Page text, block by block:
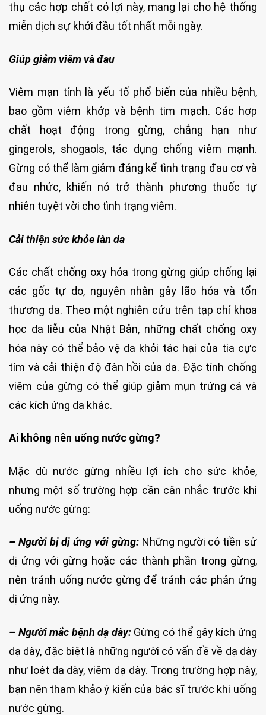
thụ các hợp chất có lợi này, mang lại cho hệ thống
miễn dịch sự khởi đầu tốt nhất mỗi ngày.
Giúp giảm viêm và đau
Viêm mạn tính là yếu tố phổ biến của nhiều bệnh,
bao gồm viêm khớp và bệnh tim mạch. Các hợp
chất hoạt động trong gừng, chẳng hạn như
gingerols, shogaols, tác dụng chống viêm mạnh.
Gừng có thể làm giảm đáng kể tình trạng đau cơ và
đau nhức, khiến nó trở thành phương thuốc tự
nhiên tuyệt vời cho tình trạng viêm.
Cải thiện sức khỏe làn da
Các chất chống oxy hóa trong gừng giúp chống lại
các gốc tự do, nguyên nhân gây lão hóa và tổn
thương da. Theo một nghiên cứu trên tạp chí khoa
học da liễu của Nhật Bản, những chất chống oxy
hóa này có thể bảo vệ da khỏi tác hại của tia cực
tím và cải thiện độ đàn hồi của da. Đặc tính chống
viêm của gừng có thể giúp giảm mụn trứng cá và
các kích ứng da khác.
Ai không nên uống nước gừng?
Mặc dù nước gừng nhiều lợi ích cho sức khỏe,
nhưng một số trường hợp cần cân nhắc trước khi
uống nước gừng:
– Người bị dị ứng với gừng:Những người có tiền sử
dị ứng với gừng hoặc các thành phần trong gừng,
nên tránh uống nước gừng để tránh các phản ứng
dị ứng này.
– Người mắc bệnh dạ dày:Gừng có thể gây kích ứng
dạ dày, đặc biệt là những người có vấn đề về dạ dày
như loét dạ dày, viêm dạ dày. Trong trường hợp này,
bạn nên tham khảo ý kiến của bác sĩ trước khi uống
nước gừng.